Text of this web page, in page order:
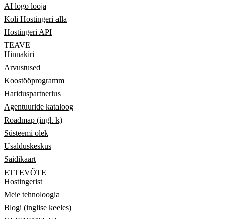
AI logo looja
Koli Hostingeri alla
Hostingeri API
TEAVE
Hinnakiri
Arvustused
Koostööprogramm
Hariduspartnerlus
Agentuuride kataloog
Roadmap (ingl. k)
Süsteemi olek
Usalduskeskus
Saidikaart
ETTEVÕTE
Hostingerist
Meie tehnoloogia
Blogi (inglise keeles)